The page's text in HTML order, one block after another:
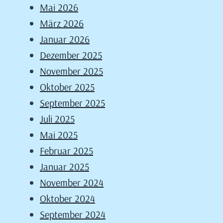
Mai 2026
März 2026
Januar 2026
Dezember 2025
November 2025
Oktober 2025
September 2025
Juli 2025
Mai 2025
Februar 2025
Januar 2025
November 2024
Oktober 2024
September 2024